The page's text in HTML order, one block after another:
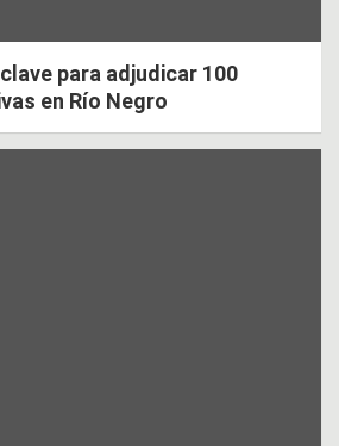
para adjudicar 100
en Río Negro